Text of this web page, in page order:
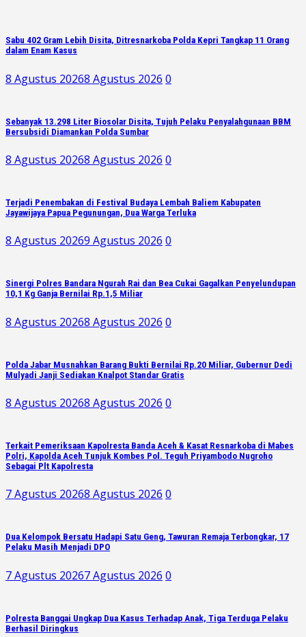
Sabu 402 Gram Lebih Disita, Ditresnarkoba Polda Kepri Tangkap 11 Orang
dalam Enam Kasus
8 Agustus 20268 Agustus 2026 0
Sebanyak 13.298 Liter Biosolar Disita, Tujuh Pelaku Penyalahgunaan BBM
Bersubsidi Diamankan Polda Sumbar
8 Agustus 20268 Agustus 2026 0
Terjadi Penembakan di Festival Budaya Lembah Baliem Kabupaten
Jayawijaya Papua Pegunungan, Dua Warga Terluka
8 Agustus 20269 Agustus 2026 0
Sinergi Polres Bandara Ngurah Rai dan Bea Cukai Gagalkan Penyelundupan
10,1 Kg Ganja Bernilai Rp.1,5 Miliar
8 Agustus 20268 Agustus 2026 0
Polda Jabar Musnahkan Barang Bukti Bernilai Rp.20 Miliar, Gubernur Dedi
Mulyadi Janji Sediakan Knalpot Standar Gratis
8 Agustus 20268 Agustus 2026 0
Terkait Pemeriksaan Kapolresta Banda Aceh & Kasat Resnarkoba di Mabes
Polri, Kapolda Aceh Tunjuk Kombes Pol. Teguh Priyambodo Nugroho
Sebagai Plt Kapolresta
7 Agustus 20268 Agustus 2026 0
Dua Kelompok Bersatu Hadapi Satu Geng, Tawuran Remaja Terbongkar, 17
Pelaku Masih Menjadi DPO
7 Agustus 20267 Agustus 2026 0
Polresta Banggai Ungkap Dua Kasus Terhadap Anak, Tiga Terduga Pelaku
Berhasil Diringkus